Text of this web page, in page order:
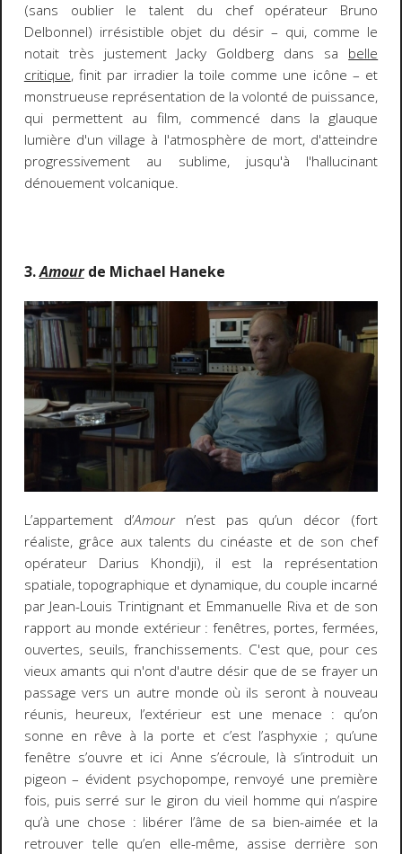
(sans oublier le talent du chef opérateur Bruno
Delbonnel) irrésistible objet du désir – qui, comme le
notait très justement Jacky Goldberg dans sa belle
critique, finit par irradier la toile comme une icône – et
monstrueuse représentation de la volonté de puissance,
qui permettent au film, commencé dans la glauque
lumière d'un village à l'atmosphère de mort, d'atteindre
progressivement au sublime, jusqu'à l'hallucinant
dénouement volcanique.
3.Amourde Michael Haneke
L’appartement d’Amourn’est pas qu’un décor (fort
réaliste, grâce aux talents du cinéaste et de son chef
opérateur Darius Khondji), il est la représentation
spatiale, topographique et dynamique, du couple incarné
par Jean-Louis Trintignant et Emmanuelle Riva et de son
rapport au monde extérieur : fenêtres, portes, fermées,
ouvertes, seuils, franchissements. C'est que, pour ces
vieux amants qui n'ont d'autre désir que de se frayer un
passage vers un autre monde où ils seront à nouveau
réunis, heureux, l’extérieur est une menace : qu’on
sonne en rêve à la porte et c’est l’asphyxie ; qu’une
fenêtre s’ouvre et ici Anne s’écroule, là s’introduit un
pigeon – évident psychopompe, renvoyé une première
fois, puis serré sur le giron du vieil homme qui n’aspire
qu’à une chose : libérer l’âme de sa bien-aimée et la
retrouver telle qu’en elle-même, assise derrière son